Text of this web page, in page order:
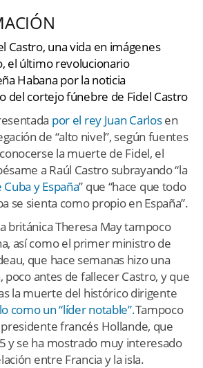
Castro, una vida en imágenes
el último revolucionario
Habana por la noticia
del cortejo fúnebre de Fidel Castro
por el rey Juan Carlosen
de “alto nivel”, según fuentes
la muerte de Fidel, el
a Raúl Castro subrayando “la
y España” que “hace que todo
se sienta como propio en España”.
británica Theresa May tampoco
así como el primer ministro de
que hace semanas hizo una
poco antes de fallecer Castro, y que
la muerte del histórico dirigente
como un “líder notable”.Tampoco
francés Hollande, que
y se ha mostrado muy interesado
entre Francia y la isla.